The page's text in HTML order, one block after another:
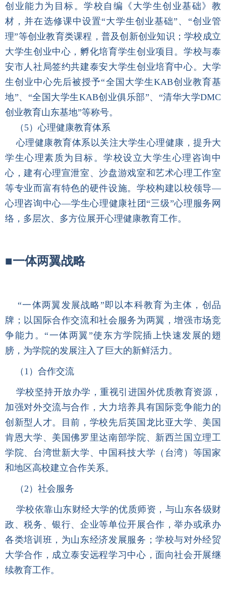
创业能力为目标。学校自编《大学生创业基础》教
材，并在选修课中设置“大学生创业基础”、“创业管
理”等创业教育类课程，普及创新创业知识；学校成立
大学生创业中心，孵化培育学生创业项目。学校与泰
安市人社局签约共建泰安大学生创业培育中心。大学
生创业中心先后被授予“全国大学生KAB创业教育基
地”、“全国大学生KAB创业俱乐部”、“清华大学DMC
创业教育山东基地”等称号。
（5）心理健康教育体系
心理健康教育体系以关注大学生心理健康，提升大
学生心理素质为目标。学校设立大学生心理咨询中
心，建有心理宣泄室、沙盘游戏室和艺术心理工作室
等专业而富有特色的硬件设施。学校构建以校领导—
心理咨询中心—学生心理健康社团“三级”心理服务网
络，多层次、多方位展开心理健康教育工作。
■一体两翼战略
“一体两翼发展战略”即以本科教育为主体，创品
牌；以国际合作交流和社会服务为两翼，增强市场竞
争能力。“一体两翼”使东方学院插上快速发展的翅
膀，为学院的发展注入了巨大的新鲜活力。
（ 1 ） 合作交流
学校坚持开放办学，重视引进国外优质教育资源，
加强对外交流与合作，大力培养具有国际竞争能力的
创新型人才。目前，学校先后英国龙比亚大学、美国
肯恩大学、美国佛罗里达南部学院、新西兰国立理工
学院、台湾世新大学、中国科技大学（台湾）等国家
和地区高校建立合作关系。
（ 2 ） 社会服务
学校依靠山东财经大学的优质师资，与山东各级财
政、税务、银行、企业等单位开展合作，举办或承办
各类培训 班，为山东经济发展服务； 学校与对外经贸
大学合作， 成立泰安远程学习中心，面向社会开展继
续教育工作。